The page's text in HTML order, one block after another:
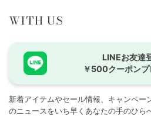
WITH US
LINEお友達
￥500クーポンプ
新着アイテムやセール情報、キャンペー
のニュースをいち早くあなたの手のひら